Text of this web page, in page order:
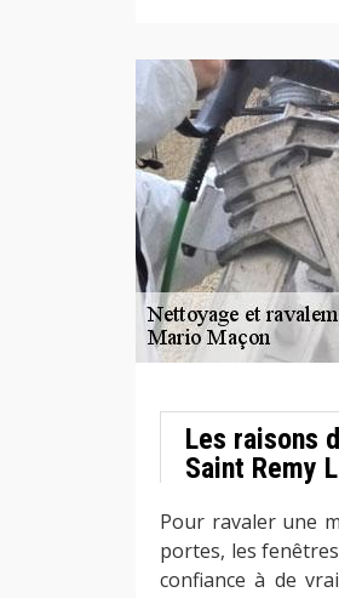
Les raisons
Saint Remy
Pour ravaler une
portes, les
confiance à de